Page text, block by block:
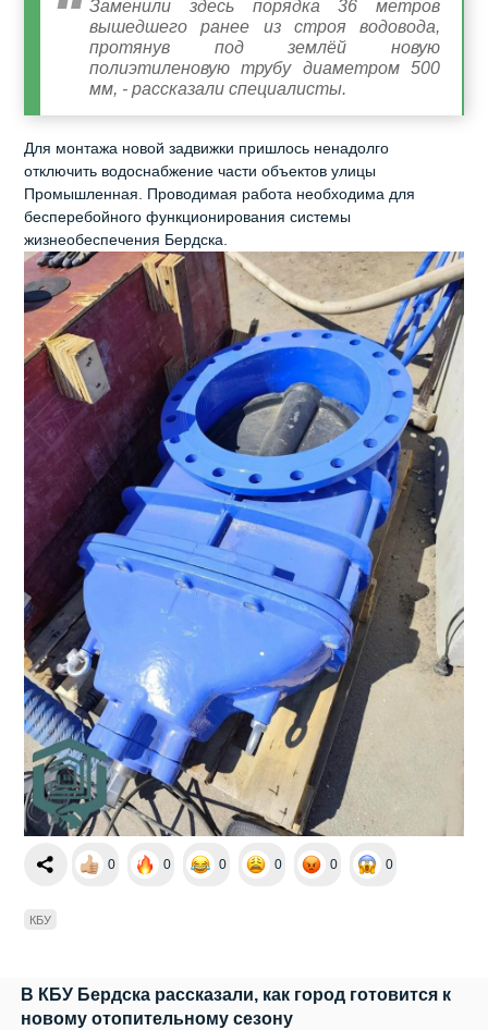
Заменили здесь порядка 36 метров
вышедшего ранее из строя водовода,
протянув под землёй новую
полиэтиленовую трубу диаметром 500
мм, - рассказали специалисты.
Для монтажа новой задвижки пришлось ненадолго
отключить водоснабжение части объектов улицы
Промышленная. Проводимая работа необходима для
бесперебойного функционирования системы
жизнеобеспечения Бердска.
0 0 0 0 0 0
КБУ
В КБУ Бердска рассказали, как город готовится к
новому отопительному сезону